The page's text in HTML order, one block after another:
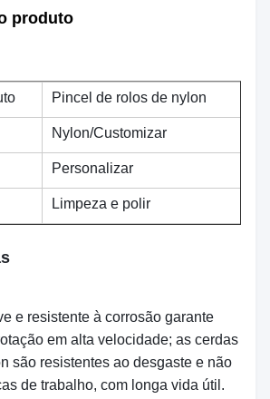
produto
Pincel de rolos de nylon
Nylon/Customizar
Personalizar
Limpeza e polir
e resistente à corrosão garante
em alta velocidade; as cerdas
são resistentes ao desgaste e não
de trabalho, com longa vida útil.